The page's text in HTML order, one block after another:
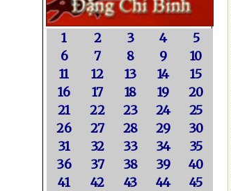
1 2 3 4
5
6
7 8 9
10
11
12 13 14
15
16
17 18 19
20
21
22 23 24
25
26
27 28 29
30
31
32 33 34
35
36
37 38 39
40
41
42 43 44
45